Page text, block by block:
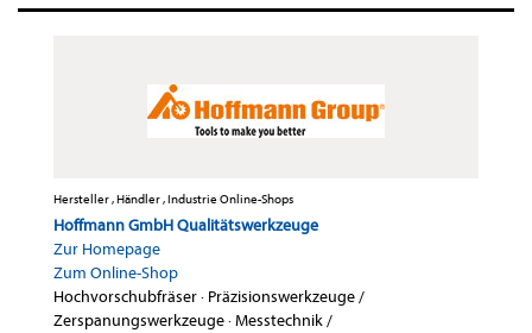
Hersteller , Händler , Industrie Online-Shops
Hoffmann GmbH Qualitätswerkzeuge
Zur Homepage
Zum Online-Shop
Hochvorschubfräser· Präzisionswerkzeuge /
Zerspanungswerkzeuge·Messtechnik /